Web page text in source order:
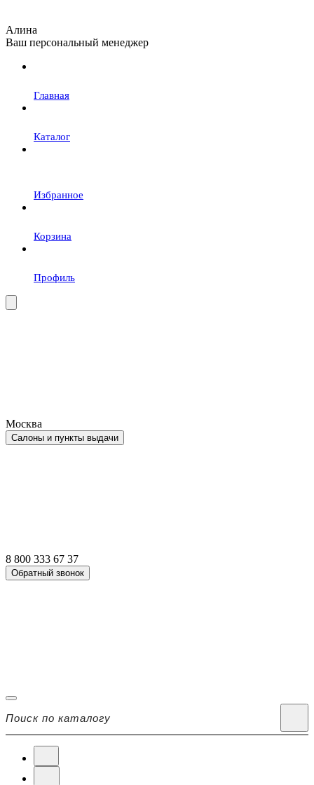
Алина
Ваш персональный менеджер
Главная
Каталог
Избранное
Корзина
Профиль
Москва
Салоны и пункты выдачи
8 800 333 67 37
Обратный звонок